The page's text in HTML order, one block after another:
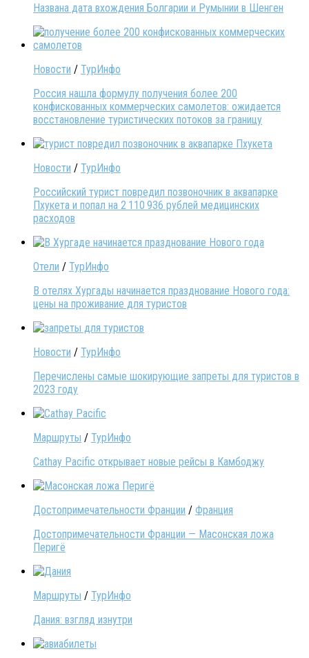
Названа дата вхождения Болгарии и Румынии в Шенген
Новости / ТурИнфо
Россия нашла формулу получения более 200
конфискованных коммерческих самолетов: ожидается
восстановление туристических потоков за границу
Новости / ТурИнфо
Российский турист повредил позвоночник в аквапарке
Пхукета и попал на 2 110 936 рублей медицинских
расходов
Отели / ТурИнфо
В отелях Хургады начинается празднование Нового года:
цены на проживание для туристов
Новости / ТурИнфо
Перечислены самые шокирующие запреты для туристов в
2023 году
Маршруты / ТурИнфо
Cathay Pacific открывает новые рейсы в Камбоджу
Достопримечательности Франции / Франция
Достопримечательности Франции — Масонская ложа
Перигё
Маршруты / ТурИнфо
Дания: взгляд изнутри